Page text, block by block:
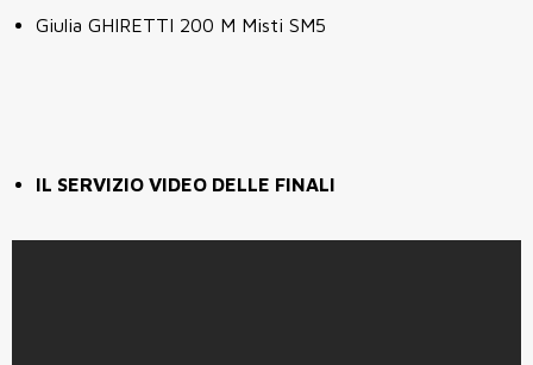
Giulia GHIRETTI 200 M Misti SM5
IL SERVIZIO VIDEO DELLE FINALI